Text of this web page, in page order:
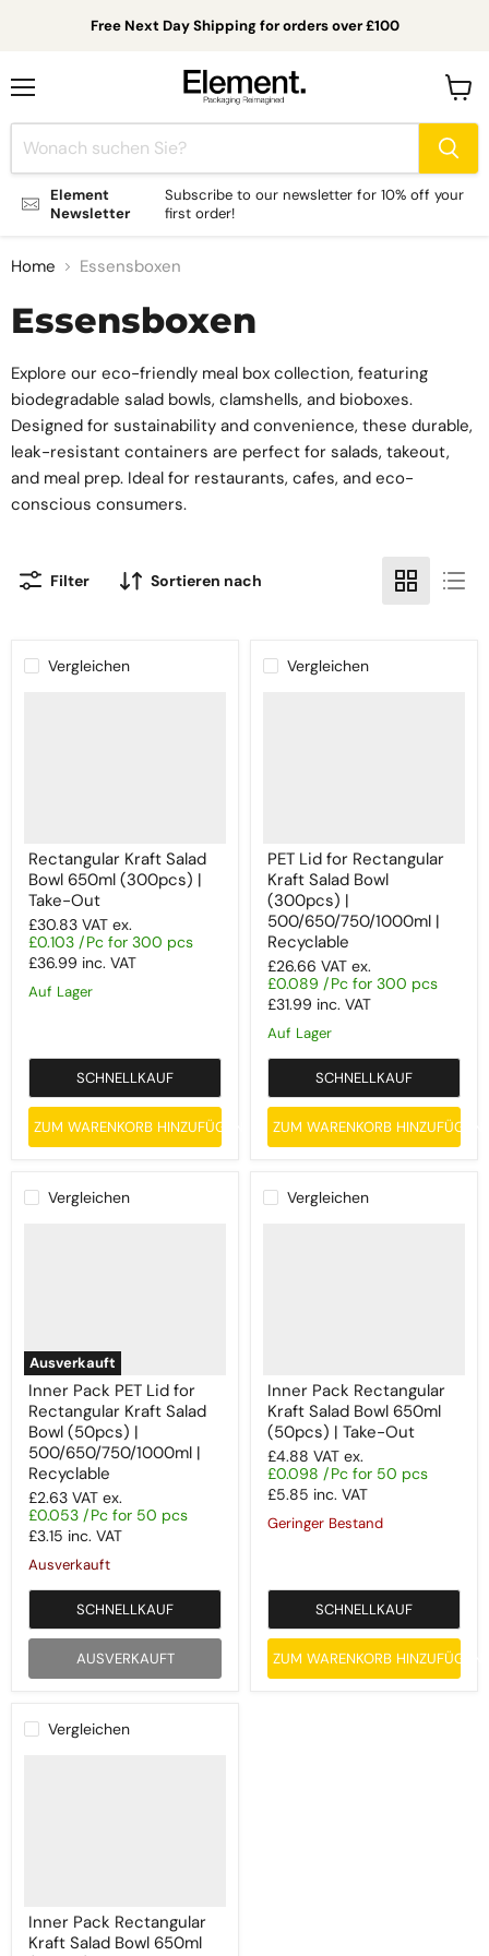
Free Next Day Shipping for orders over £100
Element
Newsletter
Subscribe to our newsletter for 10% off your
first order!
Home Essensboxen
Essensboxen
Explore our eco-friendly meal box collection, featuring
biodegradable salad bowls, clamshells, and bioboxes.
Designed for sustainability and convenience, these durable,
leak-resistant containers are perfect for salads, takeout,
and meal prep. Ideal for restaurants, cafes, and eco-
conscious consumers.
Filter Sortieren nach
Vergleichen
Rectangular Kraft Salad
Bowl 650ml (300pcs) |
Take-Out
£30.83 VAT ex.
£0.103 /Pc for 300 pcs
£36.99 inc. VAT
Auf Lager
SCHNELLKAUF
ZUM WARENKORB HINZUFÜGEN
Vergleichen
PET Lid for Rectangular
Kraft Salad Bowl
(300pcs) |
500/650/750/1000ml |
Recyclable
£26.66 VAT ex.
£0.089 /Pc for 300 pcs
£31.99 inc. VAT
Auf Lager
SCHNELLKAUF
ZUM WARENKORB HINZUFÜGEN
Vergleichen
Ausverkauft
Inner Pack PET Lid for
Rectangular Kraft Salad
Bowl (50pcs) |
500/650/750/1000ml |
Recyclable
£2.63 VAT ex.
£0.053 /Pc for 50 pcs
£3.15 inc. VAT
Ausverkauft
SCHNELLKAUF
AUSVERKAUFT
Vergleichen
Inner Pack Rectangular
Kraft Salad Bowl 650ml
(50pcs) | Take-Out
£4.88 VAT ex.
£0.098 /Pc for 50 pcs
£5.85 inc. VAT
Geringer Bestand
SCHNELLKAUF
ZUM WARENKORB HINZUFÜGEN
Vergleichen
Inner Pack Rectangular
Kraft Salad Bowl 650ml